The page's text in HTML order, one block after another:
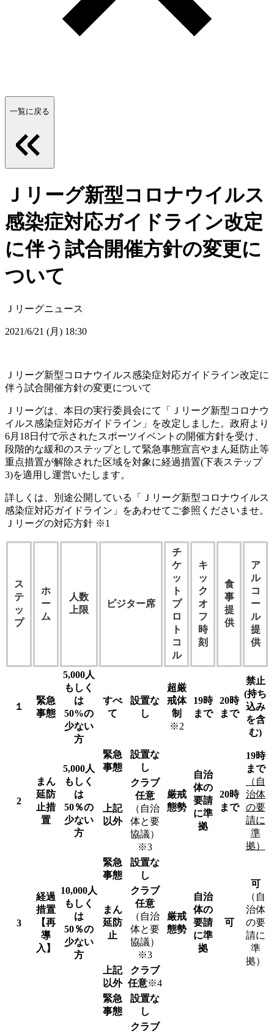
一覧に戻る
Ｊリーグ新型コロナウイルス
感染症対応ガイドライン改定
に伴う試合開催方針の変更に
ついて
Ｊリーグニュース
2021/6/21 (月) 18:30
Ｊリーグ新型コロナウイルス感染症対応ガイドライン改定に
伴う試合開催方針の変更について
Ｊリーグは、本日の実行委員会にて「Ｊリーグ新型コロナウ
イルス感染症対応ガイドライン」を改定しました。政府より
6月18日付で示されたスポーツイベントの開催方針を受け、
段階的な緩和のステップとして緊急事態宣言やまん延防止等
重点措置が解除された区域を対象に経過措置(下表ステップ
3)を適用し運営いたします。
詳しくは、別途公開している「Ｊリーグ新型コロナウイルス
感染症対応ガイドライン」をあわせてご参照くださいませ。
Ｊリーグの対応方針 ※1
ス
テ
ッ
プ
ホ
ー
ム
人数
上限
ビジター席
チ
ケ
ッ
ト
プ
ロ
ト
コ
ル
キ
ッ
ク
オ
フ
時
刻
食
事
提
供
ア
ル
コ
ー
ル
提
供
１
緊急
事態
5,000人
もしく
は
50%の
少ない
方
すべ
て
設置な
し
超厳
戒体
制
※2
19時
まで
20時
まで
禁止
(持ち
込み
を含
む)
2
まん
延 防
止措
置
5,000人
もしく
は
50％の
少ない
方
緊急
事態
設置な
し
厳戒
態勢
自治
体の
要請
に準
拠
20時
まで
19時
まで
（自
治体
の要
請に
準
拠）
上記
以外
クラブ
任意
（自治
体と要
協議）
※3
3
経過
措置
【再
導
入】
10,000人
もしく
は
50％の
少ない
方
緊急
事態
設置な
し
厳戒
態勢
自治
体の
要請
に準
拠
可
可
（自
治体
の要
請に
準
拠）
まん
延防
止
クラブ
任意
（自治
体と要
協議）
※3
上記
以外
クラブ
任意※4
緊急
事態
設置な
し
クラブ